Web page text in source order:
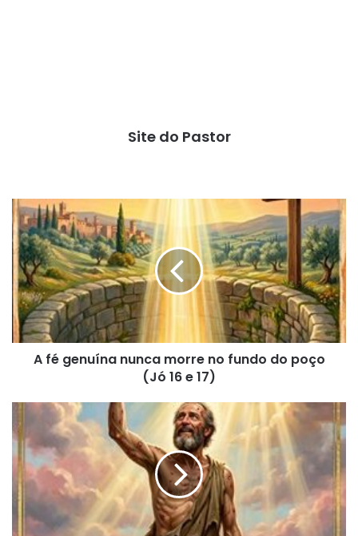
Site do Pastor
fé
genuína
nunca
morre
no
fundo
do
poço
A fé genuína nunca morre no fundo do poço
(Jó 16 e 17)
sei
que
meu
Redentor
(Jó